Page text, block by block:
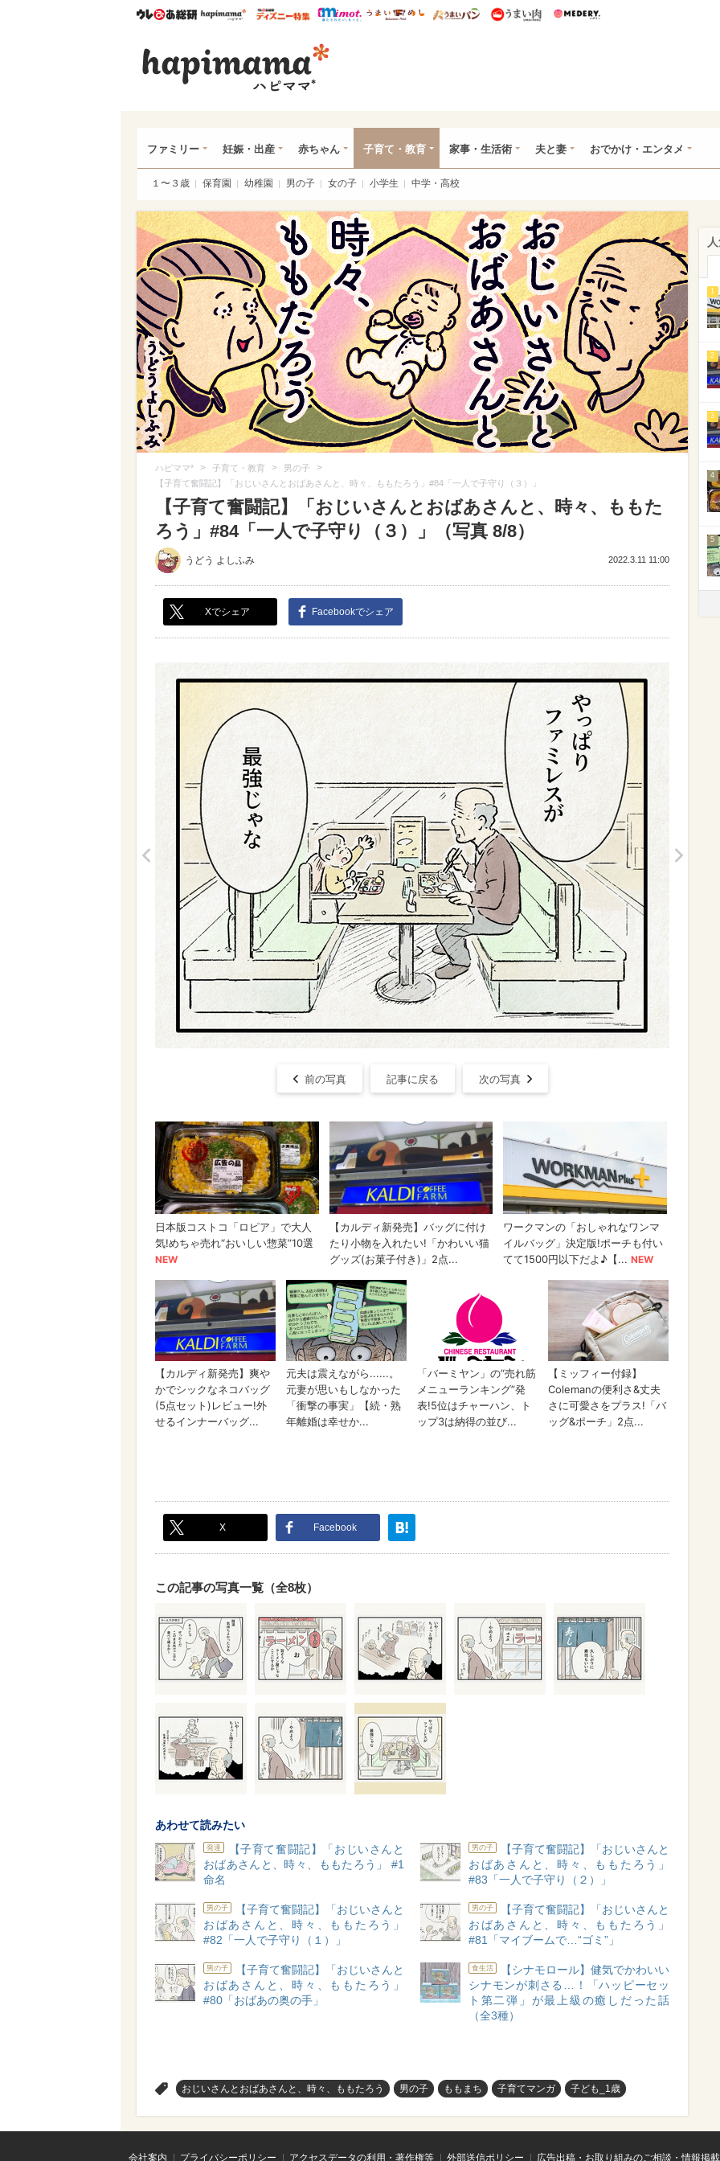
ウレぴあ総研ハピママ* ウレぴあ総研 ディズニー特集
mimot. うまいめし うまいパン うまい肉
ファミリー 妊娠・出産 赤ちゃん 子育て・教育 家事・生活術 夫と妻 おでかけ・エンタメ
１〜３歳 保育園 幼稚園 男の子 女の子 小学生 中学・高校
ハピママ* > 子育て・教育 > 男の子 >
【子育て奮闘記】「おじいさんとおばあさんと、時々、ももたろう」#84「一人で子守り（３）」
【子育て奮闘記】「おじいさんとおばあさんと、時々、ももた
ろう」#84「一人で子守り（３）」（写真 8/8）
うどう よしふみ 2022.3.11 11:00
Xでシェア Facebookでシェア
前の写真 記事に戻る 次の写真
X Facebook
この記事の写真一覧（全8枚）
あわせて読みたい
発達
【子育て奮闘記】「おじいさんと
おばあさんと、時々、ももたろう」 #1
命名
男の子
【子育て奮闘記】「おじいさんと
おばあさんと、時々、ももたろう」
#83「一人で子守り（２）」
男の子
【子育て奮闘記】「おじいさんと
おばあさんと、時々、ももたろう」
#82「一人で子守り（１）」
男の子
【子育て奮闘記】「おじいさんと
おばあさんと、時々、ももたろう」
#81「マイブームで…“ゴミ”」
男の子
【子育て奮闘記】「おじいさんと
おばあさんと、時々、ももたろう」
#80「おばあの奥の手」
食生活
【シナモロール】健気でかわいい
シナモンが刺さる…！「ハッピーセッ
ト第二弾」が最上級の癒しだった話
（全3種）
おじいさんとおばあさんと、時々、ももたろう 男の子 ももまち 子育てマンガ 子ども_1歳
1
2
3
4
5
会社案内 プライバシーポリシー アクセスデータの利用・著作権等 外部送信ポリシー 広告出稿・お取り組みのご相談・情報掲